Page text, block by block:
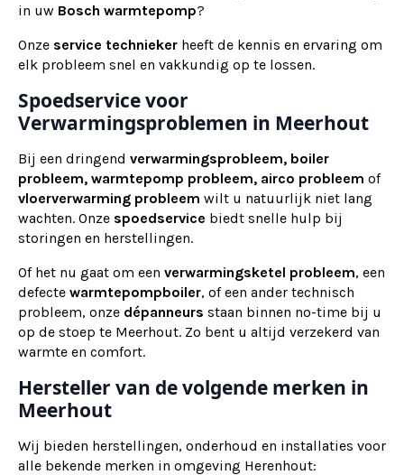
in uw Bosch warmtepomp?
Onze service technieker heeft de kennis en ervaring om
elk probleem snel en vakkundig op te lossen.
Spoedservice voor
Verwarmingsproblemen in Meerhout
Bij een dringend verwarmingsprobleem, boiler
probleem, warmtepomp probleem, airco probleem of
vloerverwarming probleem wilt u natuurlijk niet lang
wachten. Onze spoedservice biedt snelle hulp bij
storingen en herstellingen.
Of het nu gaat om een verwarmingsketel probleem, een
defecte warmtepompboiler, of een ander technisch
probleem, onze dépanneurs staan binnen no-time bij u
op de stoep te Meerhout. Zo bent u altijd verzekerd van
warmte en comfort.
Hersteller van de volgende merken in
Meerhout
Wij bieden herstellingen, onderhoud en installaties voor
alle bekende merken in omgeving Herenhout: